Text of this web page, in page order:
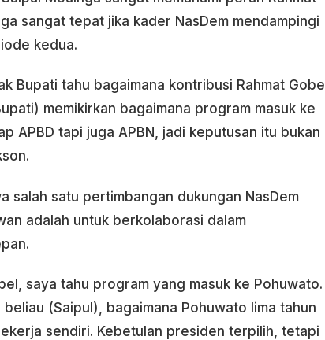
sangat tepat jika kader NasDem mendampingi
kedua.
Bupati tahu bagaimana kontribusi Rahmat Gobel
memikirkan bagaimana program masuk ke
APBD tapi juga APBN, jadi keputusan itu bukan
salah satu pertimbangan dukungan NasDem
adalah untuk berkolaborasi dalam
saya tahu program yang masuk ke Pohuwato.
(Saipul), bagaimana Pohuwato lima tahun
sendiri. Kebetulan presiden terpilih, tetapi